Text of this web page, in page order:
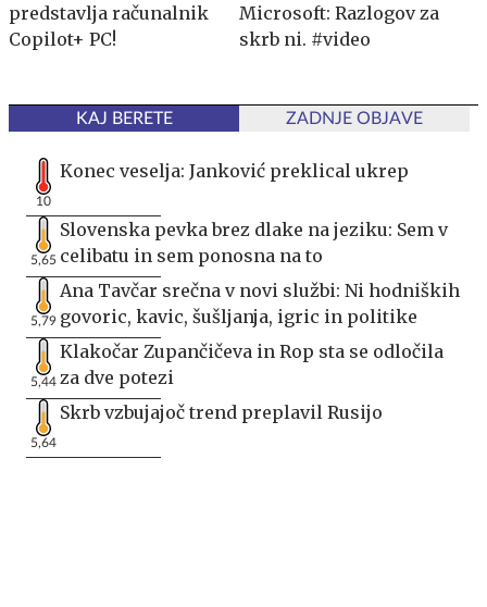
predstavlja računalnik
Copilot+ PC!
Microsoft: Razlogov za
skrb ni. #video
KAJ BERETE ZADNJE OBJAVE
10
Konec veselja: Janković preklical ukrep
5,65
Slovenska pevka brez dlake na jeziku: Sem v
celibatu in sem ponosna na to
5,79
Ana Tavčar srečna v novi službi: Ni hodniških
govoric, kavic, šušljanja, igric in politike
5,44
Klakočar Zupančičeva in Rop sta se odločila
za dve potezi
5,64
Skrb vzbujajoč trend preplavil Rusijo